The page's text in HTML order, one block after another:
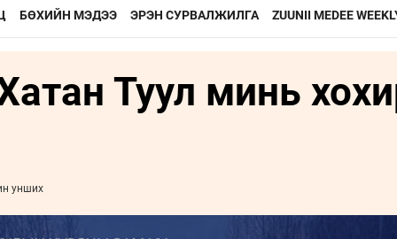
БӨХИЙН МЭДЭЭ ЭРЭН СУРВАЛЖИЛГА ZUUNII MEDEE
зочин
ДӨРВӨН ХӨЛТЭЙ АНД
ФОТО
ЭДИЙН
ҮНДЭСНИЙ
Туул минь
унших